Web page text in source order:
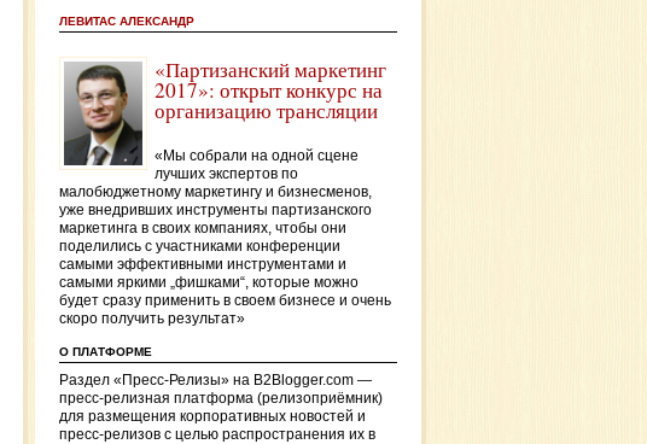
ЛЕВИТАС АЛЕКСАНДР
«Партизанский маркетинг
2017»: открыт конкурс на
организацию трансляции
«Мы собрали на одной сцене
лучших экспертов по
малобюджетному маркетингу и бизнесменов,
уже внедривших инструменты партизанского
маркетинга в своих компаниях, чтобы они
поделились с участниками конференции
самыми эффективными инструментами и
самыми яркими „фишками“, которые можно
будет сразу применить в своем бизнесе и очень
скоро получить результат»
О ПЛАТФОРМЕ
Раздел «Пресс-Релизы» на B2Blogger.com —
пресс-релизная платформа (релизоприёмник)
для размещения корпоративных новостей и
пресс-релизов с целью распространения их в